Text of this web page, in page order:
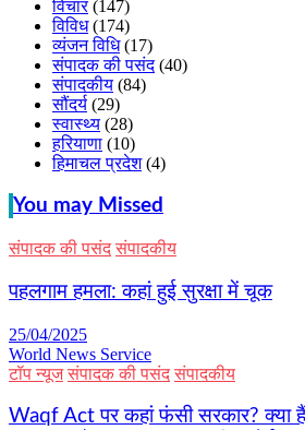
विचार(147)
विविध(174)
व्यंजन विधि(17)
संपादक की पसंद(40)
संपादकीय (84)
सौंदर्य (29)
स्वास्थ्य (28)
हरियाणा (10)
हिमाचल प्रदेश(4)
You may Missed
संपादक की पसंद संपादकीय
पहलगाम हमला: कहां हुई सुरक्षा में चूक
25/04/2025
World News Service
टॉप न्यूज संपादक की पसंद संपादकीय
Waqf Act पर कहां फंसी सरकार? क्या